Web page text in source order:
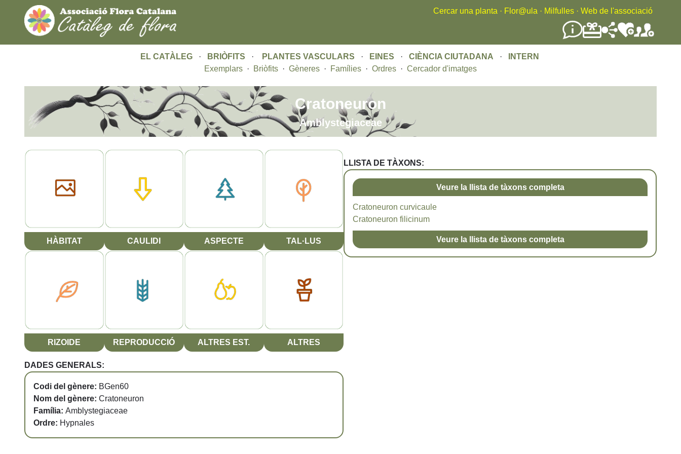
Cercar una planta · Flor@ula · Milfulles · Web de l'associació
EL CATÀLEG· BRIÒFITS · PLANTES VASCULARS · EINES · CIÈNCIA CIUTADANA ·
INTERN
Exemplars · Briòfits · Gèneres · Famílies · Ordres · Cercador d'imatges
Cratoneuron
Amblystegiaceae
HÀBITAT CAULIDI ASPECTE TAL·LUS
RIZOIDE REPRODUCCIÓ ALTRES EST. ALTRES
DADES GENERALS:
Codi del gènere: BGen60
Nom del gènere: Cratoneuron
Família: Amblystegiaceae
Ordre: Hypnales
LLISTA DE TÀXONS:
Veure la llista de tàxons completa
Cratoneuron curvicaule
Cratoneuron filicinum
Veure la llista de tàxons completa